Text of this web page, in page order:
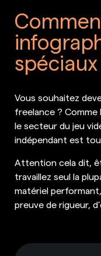
Vous souhaitez
freelance ?
le secteur du jeu
indépendant est
Attention cela dit,
travaillez seul la
matériel
preuve de rigueur,